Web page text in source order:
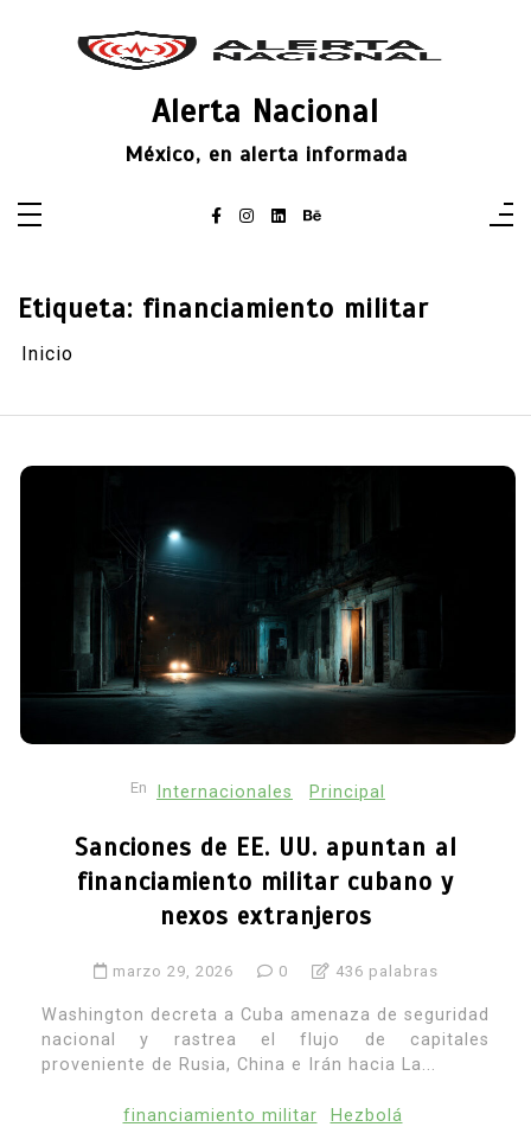
Alerta Nacional
México, en alerta informada
Etiqueta: financiamiento militar
Inicio
En Internacionales Principal
Sanciones de EE. UU. apuntan al
financiamiento militar cubano y
nexos extranjeros
marzo 29, 2026 0 436 palabras
Washington decreta a Cuba amenaza de seguridad
nacional y rastrea el flujo de capitales
proveniente de Rusia, China e Irán hacia La...
financiamiento militar
Hezbolá